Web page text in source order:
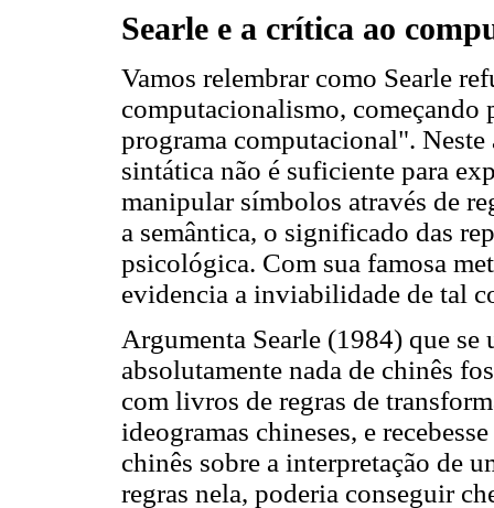
Searle e a crítica ao
Vamos relembrar como Searle
computacionalismo, começando
programa computacional".
sintática não é suficiente para
manipular símbolos através de
a semântica, o significado das
psicológica. Com sua famosa
evidencia a inviabilidade de tal
Argumenta Searle (1984) que se
absolutamente nada de chinês
com livros de regras de
ideogramas chineses, e
chinês sobre a interpretação de
regras nela, poderia conseguir